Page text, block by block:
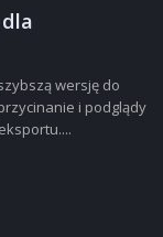
wersję do
i podglądy